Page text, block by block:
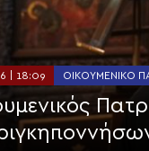
| 18:09 ΟΙΚΟΥΜΕΝΙΚΌ